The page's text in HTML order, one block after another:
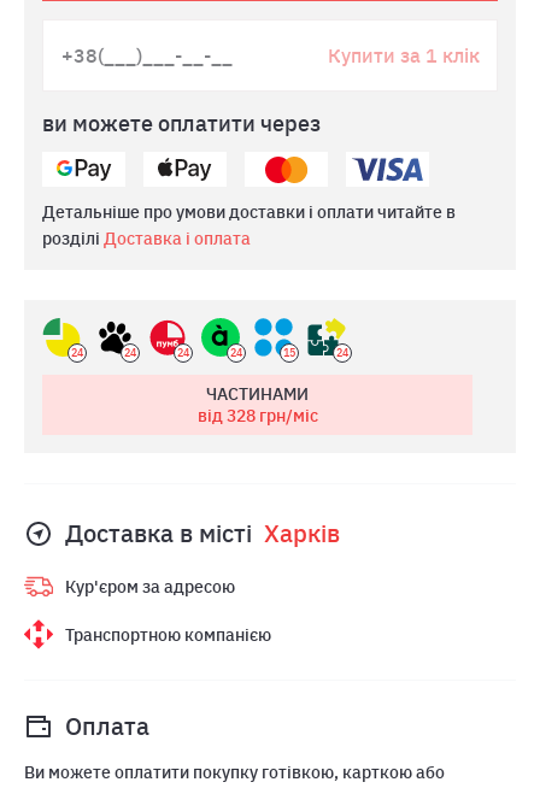
Купити за 1 клік
ви можете оплатити через
Детальніше про умови доставки і оплати читайте в
розділі Доставка і оплата
24 24 24 24 15 24
ЧАСТИНАМИ
від 328грн/міс
Доставка в місті Харкiв
Кур'єром за адресою
Транспортною компанією
Оплата
Ви можете оплатити покупку готівкою, карткою або